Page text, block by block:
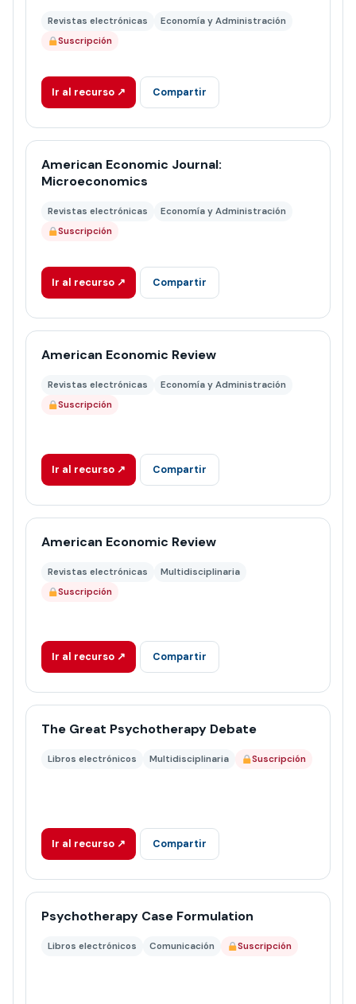
Revistas electrónicas
Economía y Administración
Suscripción
Ir al recurso ↗ Compartir
American Economic Journal:
Microeconomics
Revistas electrónicas
Economía y Administración
Suscripción
Ir al recurso ↗ Compartir
American Economic Review
Revistas electrónicas
Economía y Administración
Suscripción
Ir al recurso ↗ Compartir
American Economic Review
Revistas electrónicas
Multidisciplinaria
Suscripción
Ir al recurso ↗ Compartir
The Great Psychotherapy Debate
Libros electrónicos Multidisciplinaria Suscripción
Ir al recurso ↗ Compartir
Psychotherapy Case Formulation
Libros electrónicos Comunicación Suscripción